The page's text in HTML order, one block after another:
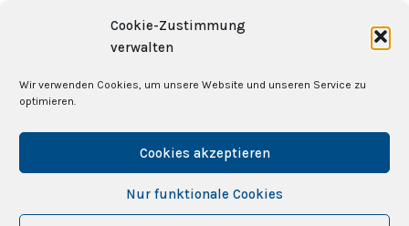
Cookie-Zustimmung
verwalten
Wir verwenden Cookies, um unsere Website und unseren Service zu
optimieren.
Cookies akzeptieren
Nur funktionale Cookies
Gemeinsam stark
Innovationsfreudige Gastgeber gesucht
27. November 2025